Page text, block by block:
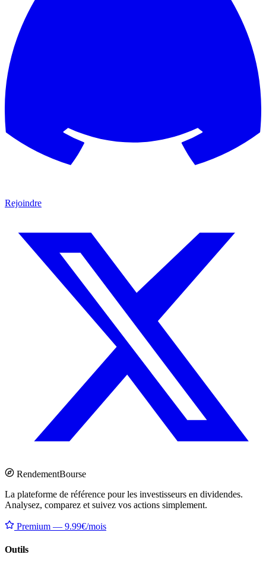
Rejoindre
RendementBourse
La plateforme de référence pour les investisseurs en dividendes.
Analysez, comparez et suivez vos actions simplement.
Premium — 9.99€/mois
Outils